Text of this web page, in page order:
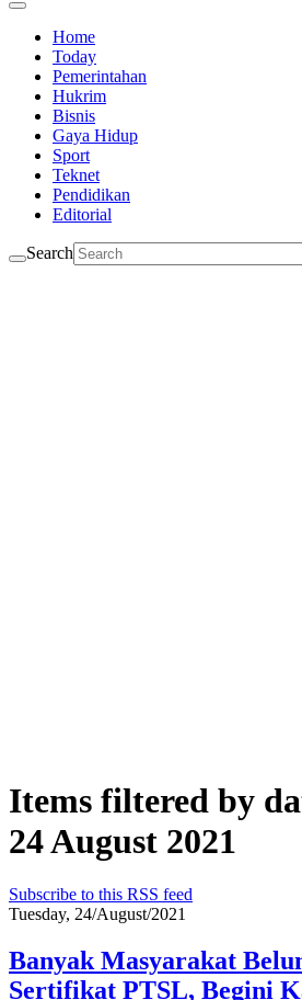
Home
Today
Pemerintahan
Hukrim
Bisnis
Gaya Hidup
Sport
Teknet
Pendidikan
Editorial
Search
Items filtered by
24 August 2021
Subscribe to this RSS feed
Tuesday, 24/August/2021
Banyak Masyarakat
Sertifikat PTSL, Begini